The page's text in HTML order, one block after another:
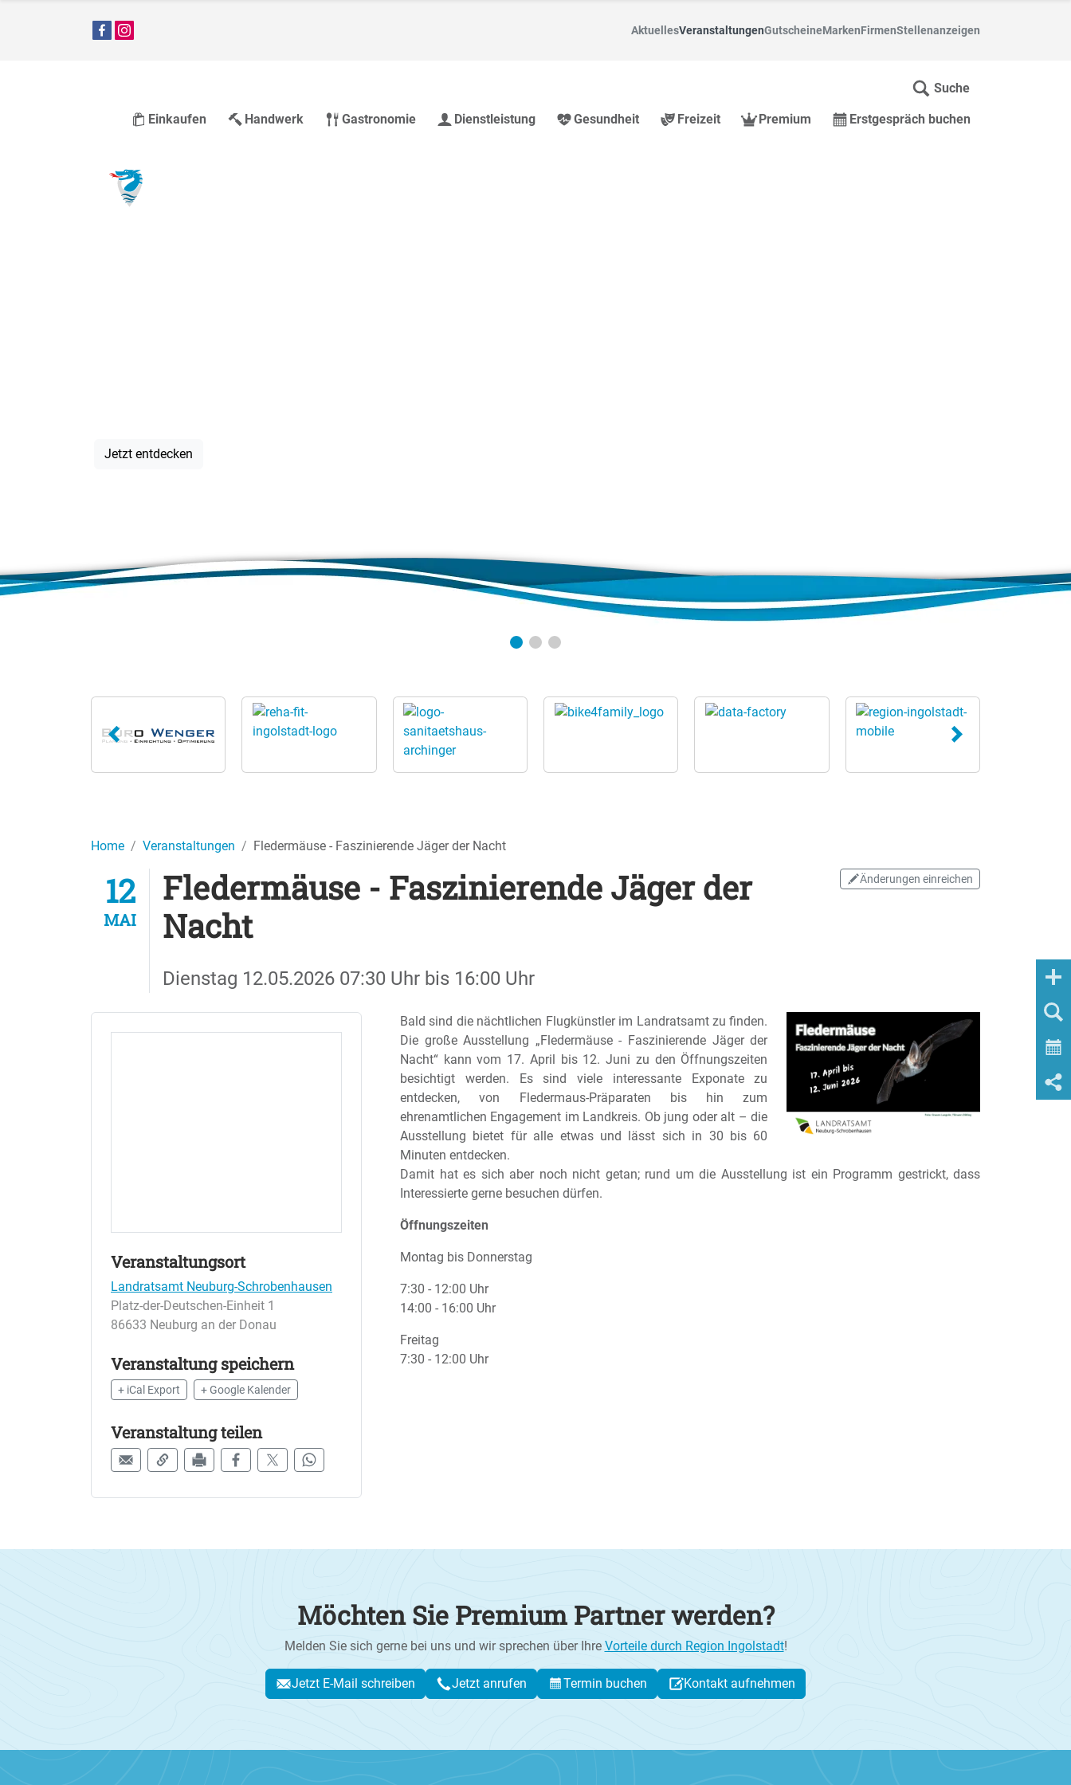
AktuellesVeranstaltungenGutscheineMarkenFirmenStellenanzeigen
Einkaufen Handwerk Gastronomie Dienstleistung Gesundheit Freizeit Premium Erstgespräch buchen
Suche
Jetzt entdecken
Home Veranstaltungen Fledermäuse - Faszinierende Jäger der Nacht
Änderungen einreichen
12
MAI
Fledermäuse - Faszinierende Jäger der
Nacht
Dienstag 12.05.2026 07:30 Uhr bis 16:00 Uhr
Bald sind die nächtlichen Flugkünstler im Landratsamt zu finden.
Die große Ausstellung „Fledermäuse - Faszinierende Jäger der
Nacht“ kann vom 17. April bis 12. Juni zu den Öffnungszeiten
besichtigt werden. Es sind viele interessante Exponate zu
entdecken, von Fledermaus-Präparaten bis hin zum
ehrenamtlichen Engagement im Landkreis. Ob jung oder alt – die
Ausstellung bietet für alle etwas und lässt sich in 30 bis 60
Minuten entdecken.
Damit hat es sich aber noch nicht getan; rund um die Ausstellung ist ein Programm gestrickt, dass
Interessierte gerne besuchen dürfen.
Öffnungszeiten
Montag bis Donnerstag
7:30 - 12:00 Uhr
14:00 - 16:00 Uhr
Freitag
7:30 - 12:00 Uhr
Veranstaltungsort
Landratsamt Neuburg-Schrobenhausen
Platz-der-Deutschen-Einheit 1
86633 Neuburg an der Donau
Veranstaltung speichern
+ iCal Export + Google Kalender
Veranstaltung teilen
Möchten Sie Premium Partner werden?
Melden Sie sich gerne bei uns und wir sprechen über Ihre Vorteile durch Region Ingolstadt!
Jetzt E-Mail schreiben Jetzt anrufen Termin buchen Kontakt aufnehmen